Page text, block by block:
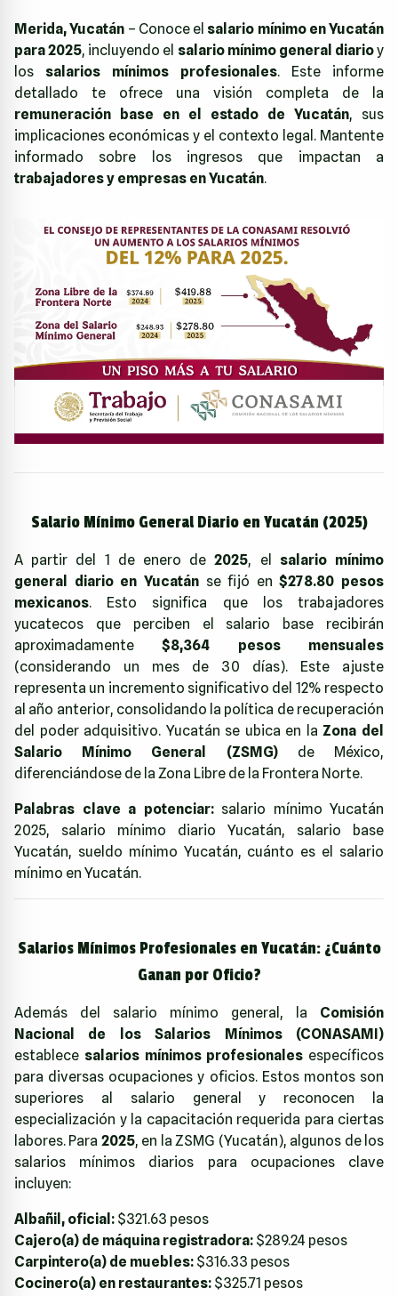
Merida, Yucatán – Conoce el salario mínimo en Yucatán
para 2025, incluyendo el salario mínimo general diarioy
los salarios mínimos profesionales. Este informe
detallado te ofrece una visión completa de la
remuneración base en el estado de Yucatán, sus
implicaciones económicas y el contexto legal. Mantente
informado sobre los ingresos que impactan a
trabajadores y empresas en Yucatán.
Salario Mínimo General Diario en Yucatán (2025)
A partir del 1 de enero de2025, el salario mínimo
general diario en Yucatánse fijó en$278.80 pesos
mexicanos. Esto significa que los trabajadores
yucatecos que perciben el salario base recibirán
aproximadamente$8,364 pesos mensuales
(considerando un mes de 30 días). Este ajuste
representa un incremento significativo del 12% respecto
al año anterior, consolidando la política de recuperación
del poder adquisitivo. Yucatán se ubica en laZona del
Salario Mínimo General (ZSMG)de México,
diferenciándose de la Zona Libre de la Frontera Norte.
Palabras clave a potenciar:salario mínimo Yucatán
2025, salario mínimo diario Yucatán, salario base
Yucatán, sueldo mínimo Yucatán, cuánto es el salario
mínimo en Yucatán.
Salarios Mínimos Profesionales en Yucatán: ¿Cuánto
Ganan por Oficio?
Además del salario mínimo general, la Comisión
Nacional de los Salarios Mínimos (CONASAMI)
establece salarios mínimos profesionales específicos
para diversas ocupaciones y oficios. Estos montos son
superiores al salario general y reconocen la
especialización y la capacitación requerida para ciertas
labores. Para 2025, en la ZSMG (Yucatán), algunos de los
salarios mínimos diarios para ocupaciones clave
incluyen:
Albañil, oficial: $321.63 pesos
Cajero(a) de máquina registradora: $289.24 pesos
Carpintero(a) de muebles: $316.33 pesos
Cocinero(a) en restaurantes: $325.71 pesos